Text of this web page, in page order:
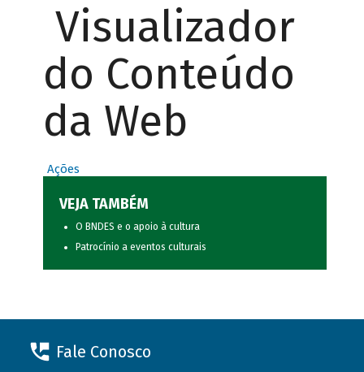
Visualizador
do Conteúdo
da Web
Ações
VEJA TAMBÉM
O BNDES e o apoio à cultura
Patrocínio a eventos culturais
Fale Conosco